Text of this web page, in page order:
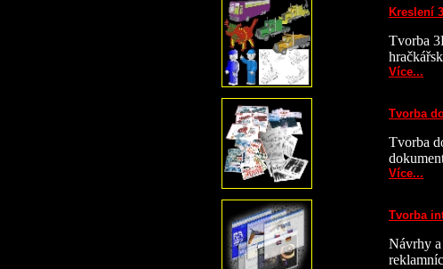
Kreslení
Tvorba
Více...
Tvorba
Tvorba
Více...
Tvorba
Návrhy a